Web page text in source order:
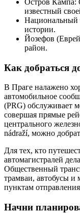
известный
Национальный
истории.
Йозефов
район.
Как добраться
В Праге налажено
автомобильное
(PRG) обслуживает
совершая прямые
центрального
nádraží, можно
Для тех, кто
автомагистралей
Общественный
трамваи, автобусы и
пунктам
Начни